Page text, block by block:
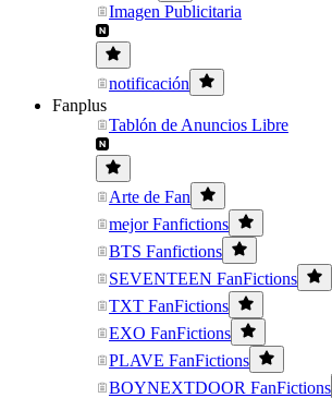
Imagen Publicitaria
notificación
Fanplus
Tablón de Anuncios Libre
Arte de Fan
mejor Fanfictions
BTS Fanfictions
SEVENTEEN FanFictions
TXT FanFictions
EXO FanFictions
PLAVE FanFictions
BOYNEXTDOOR FanFictions